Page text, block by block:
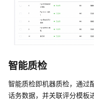
智能质检
智能质检即机器质检，通过
话务数据，并关联评分模板